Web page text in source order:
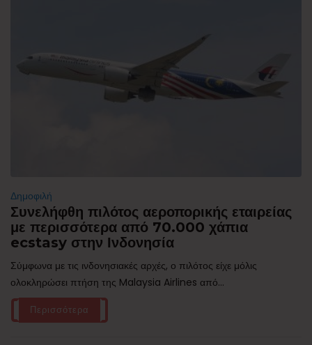
Δημοφιλή
Συνελήφθη πιλότος αεροπορικής εταιρείας
με περισσότερα από 70.000 χάπια
ecstasy στην Ινδονησία
Σύμφωνα με τις ινδονησιακές αρχές, ο πιλότος είχε μόλις
ολοκληρώσει πτήση της Malaysia Airlines από...
Περισσότερα